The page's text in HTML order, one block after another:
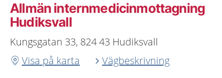
Allmän internmedicinmottagning
Hudiksvall
Kungsgatan 33, 824 43 Hudiksvall
Visa på karta
Vägbeskrivning